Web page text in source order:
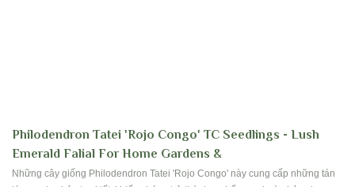
Philodendron Tatei 'Rojo Congo' TC Seedlings - Lush
Emerald Falial For Home Gardens &
Những cây giống Philodendron Tatei 'Rojo Congo' này cung cấp những tán